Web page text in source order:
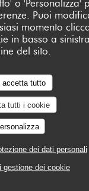
o 'Personalizza'
Puoi
momento
in basso a
del sito.
accetta tutto
tutti i cookie
dei dati personali
gestione dei cookie
minutes
at what time do
qui
Pour toutes ces
mes listes et je
moments au